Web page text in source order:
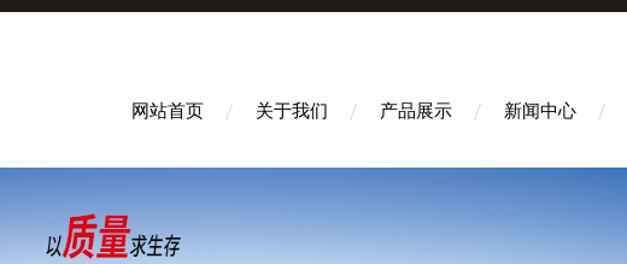
网站首页 关于我们 产品展示 新闻中心